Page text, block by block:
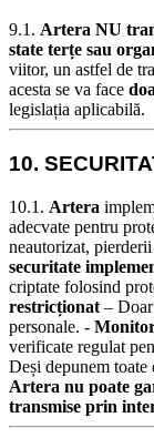
9.1. Artera NU
state terțe sau
viitor, un astfel de
acesta se va face
legislația aplicabilă.
10.
10.1. Artera
adecvate pentru
neautorizat,
securitate
criptate folosind
restricționat –
personale. -
verificate regulat
Deși depunem
Artera nu poate
transmise prin